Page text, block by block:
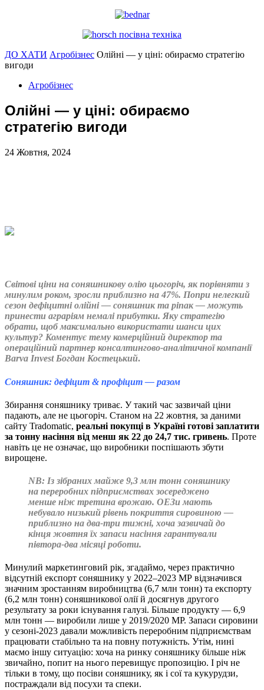
ДО ХАТИ Агробізнес Олійні — у ціні: обираємо стратегію
вигоди
Агробізнес
Олійні — у ціні: обираємо
стратегію вигоди
24 Жовтня, 2024
Світові ціни на соняшникову олію цьогоріч, як порівняти з
минулим роком, зросли приблизно на 47%. Попри нелегкий
сезон дефіцитні олійні — соняшник та ріпак — можуть
принести аграріям немалі прибутки. Яку стратегію
обрати, щоб максимально використати шанси цих
культур? Коментує тему комерційний директор та
операційний партнер консалтингово-аналітичної компанії
Barva Invest Богдан Костецький.
Соняшник: дефіцит & профіцит — разом
Збирання соняшнику триває. У такий час зазвичай ціни
падають, але не цьогоріч. Станом на 22 жовтня, за даними
сайту Tradomatic, реальні покупці в Україні готові заплатити
за тонну насіння від менш як 22 до 24,7 тис. гривень. Проте
навіть це не означає, що виробники поспішають збути
вирощене.
NB: Із зібраних майже 9,3 млн тонн соняшнику
на переробних підприємствах зосереджено
менше ніж третина врожаю. ОЕЗи мають
небувало низький рівень покриття сировиною —
приблизно на два-три тижні, хоча зазвичай до
кінця жовтня їх запаси насіння гарантували
півтора-два місяці роботи.
Минулий маркетинговий рік, згадаймо, через практично
відсутній експорт соняшнику у 2022‒2023 МР відзначився
значним зростанням виробництва (6,7 млн тонн) та експорту
(6,2 млн тонн) соняшникової олії й досягнув другого
результату за роки існування галузі. Більше продукту — 6,9
млн тонн — виробили лише у 2019/2020 МР. Запаси сировини
у сезоні-2023 давали можливість переробним підприємствам
працювати стабільно та на повну потужність. Утім, нині
маємо іншу ситуацію: хоча на ринку соняшнику більше ніж
звичайно, попит на нього перевищує пропозицію. І річ не
тільки в тому, що посіви соняшнику, як і сої та кукурудзи,
постраждали від посухи та спеки.